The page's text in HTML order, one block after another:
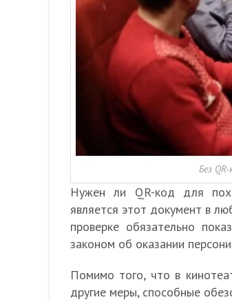
Без
Нужен ли QR-код для
является этот документ в
проверке обязательно
законом об оказании
Помимо того, что в
другие меры, способные